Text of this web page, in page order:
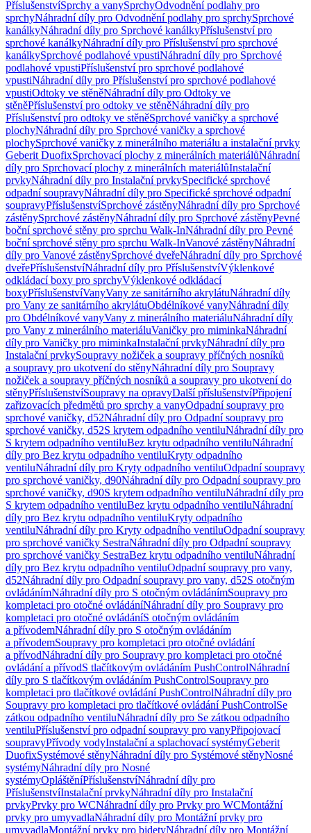
PříslušenstvíSprchy a vanySprchyOdvodnění podlahy pro
sprchyNáhradní díly pro Odvodnění podlahy pro sprchySprchové
kanálkyNáhradní díly pro Sprchové kanálkyPříslušenství pro
sprchové kanálkyNáhradní díly pro Příslušenství pro sprchové
kanálkySprchové podlahové vpustiNáhradní díly pro Sprchové
podlahové vpustiPříslušenství pro sprchové podlahové
vpustiNáhradní díly pro Příslušenství pro sprchové podlahové
vpustiOdtoky ve stěněNáhradní díly pro Odtoky ve
stěněPříslušenství pro odtoky ve stěněNáhradní díly pro
Příslušenství pro odtoky ve stěněSprchové vaničky a sprchové
plochyNáhradní díly pro Sprchové vaničky a sprchové
plochySprchové vaničky z minerálního materiálu a instalační prvky
Geberit DuofixSprchovací plochy z minerálních materiálůNáhradní
díly pro Sprchovací plochy z minerálních materiálůInstalační
prvkyNáhradní díly pro Instalační prvkySpecifické sprchové
odpadní soupravyNáhradní díly pro Specifické sprchové odpadní
soupravyPříslušenstvíSprchové zástěnyNáhradní díly pro Sprchové
zástěnySprchové zástěnyNáhradní díly pro Sprchové zástěnyPevné
boční sprchové stěny pro sprchu Walk-InNáhradní díly pro Pevné
boční sprchové stěny pro sprchu Walk-InVanové zástěnyNáhradní
díly pro Vanové zástěnySprchové dveřeNáhradní díly pro Sprchové
dveřePříslušenstvíNáhradní díly pro PříslušenstvíVýklenkové
odkládací boxy pro sprchyVýklenkové odkládací
boxyPříslušenstvíVanyVany ze sanitárního akrylátuNáhradní díly
pro Vany ze sanitárního akrylátuObdélníkové vanyNáhradní díly
pro Obdélníkové vanyVany z minerálního materiáluNáhradní díly
pro Vany z minerálního materiáluVaničky pro miminkaNáhradní
díly pro Vaničky pro miminkaInstalační prvkyNáhradní díly pro
Instalační prvkySoupravy nožiček a soupravy příčných nosníků
a soupravy pro ukotvení do stěnyNáhradní díly pro Soupravy
nožiček a soupravy příčných nosníků a soupravy pro ukotvení do
stěnyPříslušenstvíSoupravy na opravyDalší příslušenstvíPřipojení
zařizovacích předmětů pro sprchy a vanyOdpadní soupravy pro
sprchové vaničky, d52Náhradní díly pro Odpadní soupravy pro
sprchové vaničky, d52S krytem odpadního ventiluNáhradní díly pro
S krytem odpadního ventiluBez krytu odpadního ventiluNáhradní
díly pro Bez krytu odpadního ventiluKryty odpadního
ventiluNáhradní díly pro Kryty odpadního ventiluOdpadní soupravy
pro sprchové vaničky, d90Náhradní díly pro Odpadní soupravy pro
sprchové vaničky, d90S krytem odpadního ventiluNáhradní díly pro
S krytem odpadního ventiluBez krytu odpadního ventiluNáhradní
díly pro Bez krytu odpadního ventiluKryty odpadního
ventiluNáhradní díly pro Kryty odpadního ventiluOdpadní soupravy
pro sprchové vaničky SestraNáhradní díly pro Odpadní soupravy
pro sprchové vaničky SestraBez krytu odpadního ventiluNáhradní
díly pro Bez krytu odpadního ventiluOdpadní soupravy pro vany,
d52Náhradní díly pro Odpadní soupravy pro vany, d52S otočným
ovládánímNáhradní díly pro S otočným ovládánímSoupravy pro
kompletaci pro otočné ovládáníNáhradní díly pro Soupravy pro
kompletaci pro otočné ovládáníS otočným ovládáním
a přívodemNáhradní díly pro S otočným ovládáním
a přívodemSoupravy pro kompletaci pro otočné ovládání
a přívodNáhradní díly pro Soupravy pro kompletaci pro otočné
ovládání a přívodS tlačítkovým ovládáním PushControlNáhradní
díly pro S tlačítkovým ovládáním PushControlSoupravy pro
kompletaci pro tlačítkové ovládání PushControlNáhradní díly pro
Soupravy pro kompletaci pro tlačítkové ovládání PushControlSe
zátkou odpadního ventiluNáhradní díly pro Se zátkou odpadního
ventiluPříslušenství pro odpadní soupravy pro vanyPřipojovací
soupravyPřívody vodyInstalační a splachovací systémyGeberit
DuofixSystémové stěnyNáhradní díly pro Systémové stěnyNosné
systémyNáhradní díly pro Nosné
systémyOpláštěníPříslušenstvíNáhradní díly pro
PříslušenstvíInstalační prvkyNáhradní díly pro Instalační
prvkyPrvky pro WCNáhradní díly pro Prvky pro WCMontážní
prvky pro umyvadlaNáhradní díly pro Montážní prvky pro
umyvadlaMontážní prvky pro bidetyNáhradní díly pro Montážní